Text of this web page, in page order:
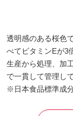
透明感のある桜色
べてビタミンEが3
生産から処理、加
で一貫して管理し
※日本食品標準成